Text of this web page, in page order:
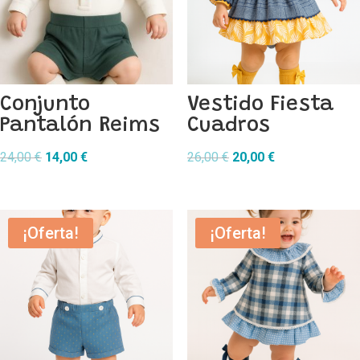
Conjunto
Pantalón Reims
24,00€ El
era:
24,00 €.
14,00 €El
es:
14,00 €.
Vestido Fiesta
Cuadros
26,00€ El
era:
26,00 €.
20,00 €El
es:
20,00 €.
¡Oferta! ¡Oferta!